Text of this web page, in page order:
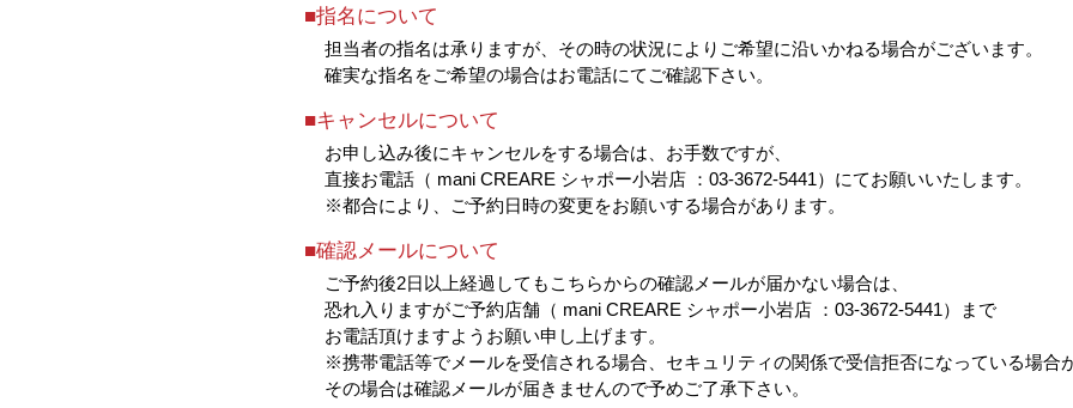
■指名について
担当者の指名は承りますが、その時の状況によりご希望に沿いかねる場合がございます。
確実な指名をご希望の場合はお電話にてご確認下さい。
■キャンセルについて
お申し込み後にキャンセルをする場合は、お手数ですが、
直接お電話（ mani CREARE シャポー小岩店 ：03-3672-5441）にてお願いいたします。
※都合により、ご予約日時の変更をお願いする場合があります。
■確認メールについて
ご予約後2日以上経過してもこちらからの確認メールが届かない場合は、
恐れ入りますがご予約店舗（ mani CREARE シャポー小岩店 ：03-3672-5441）まで
お電話頂けますようお願い申し上げます。
※携帯電話等でメールを受信される場合、セキュリティの関係で受信拒否になっている場合
その場合は確認メールが届きませんので予めご了承下さい。